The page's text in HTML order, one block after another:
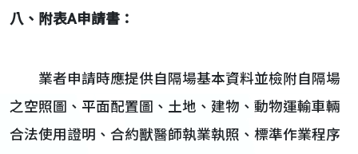
八、附表A申請書：
業者申請時應提供自隔場基本資料並檢附自隔場
之空照圖、平面配置圖、土地、建物、動物運輸車輛
合法使用證明、合約獸醫師執業執照、標準作業程序